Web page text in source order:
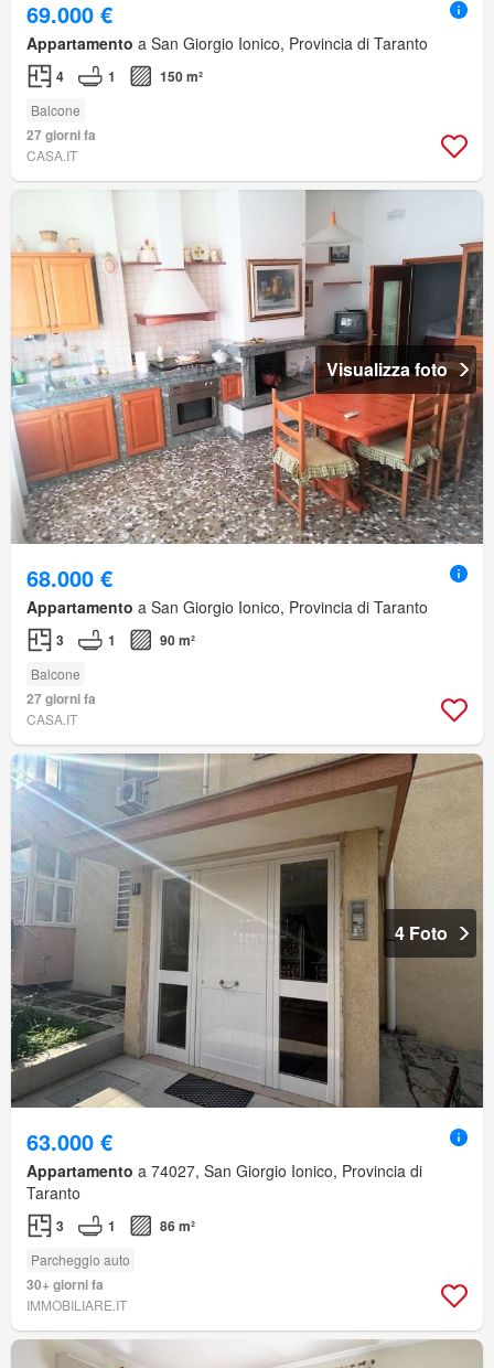
69.000 €
Appartamento a San Giorgio Ionico, Provincia di Taranto
4 1 150 m²
Balcone
27 giorni fa
CASA.IT
Visualizza foto
68.000 €
Appartamento a San Giorgio Ionico, Provincia di Taranto
3 1 90 m²
Balcone
27 giorni fa
CASA.IT
4 Foto
63.000 €
Appartamento a 74027, San Giorgio Ionico, Provincia di
Taranto
3 1 86 m²
Parcheggio auto
30+ giorni fa
IMMOBILIARE.IT